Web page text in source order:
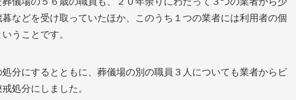
などを受け取っていたほか、このうち１つの業者には利用者の個
うことです。
分にするとともに、葬儀場の別の職員３人についても業者からビ
処分にしました。